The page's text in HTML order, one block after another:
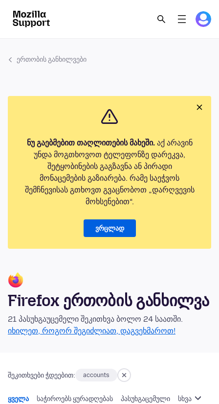
ერთობის განხილვები
ნუ გაებმებით თაღლითების მახეში.აქ არავინ
უნდა მოგთხოვოთ ტელეფონზე დარეკვა,
შეტყობინების გაგზავნა ან პირადი
მონაცემების გაზიარება. რამე საეჭვოს
შემჩნევისას გთხოვთ გვაცნობოთ „დარღვევის
მოხსენებით“.
ვრცლად
Firefox ერთობის განხილვა
21 პასუხგაუცემელი შეკითხვა ბოლო 24 საათში.
იხილეთ, როგორ შეგიძლიათ, დაგვეხმაროთ!
შეკითხვები ჭდეებით: accounts
ყველა საჭიროებს ყურადღებას პასუხგაცემული სხვა